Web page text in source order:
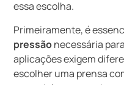
essa escolha.
Primeiramente, é
pressãonecessária
aplicações exigem
escolher uma prensa